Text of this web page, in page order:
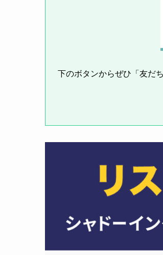
下のボタンからぜひ「友だ